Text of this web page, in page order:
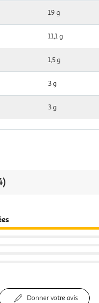
19 g
11,1 g
1,5 g
3 g
3 g
Donner votre avis